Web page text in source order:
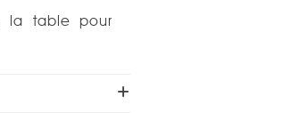
la table pour